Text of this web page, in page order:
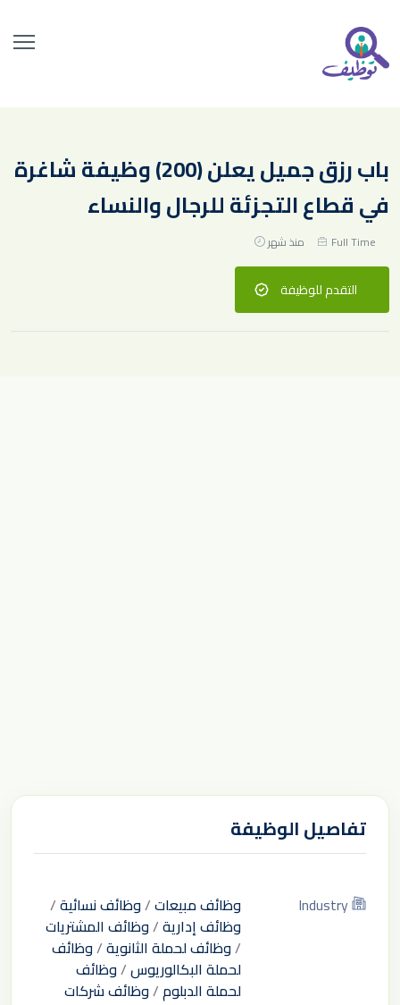
باب رزق جميل يعلن (200) وظيفة شاغرة
في قطاع التجزئة للرجال والنساء
Full Time منذ شهر
التقدم للوظيفة
تفاصيل الوظيفة
Industry وظائف مبيعات/وظائف نسائية/
وظائف إدارية/وظائف المشتريات
/وظائف لحملة الثانوية/وظائف
لحملة البكالوريوس/وظائف
لحملة الدبلوم/وظائف شركات